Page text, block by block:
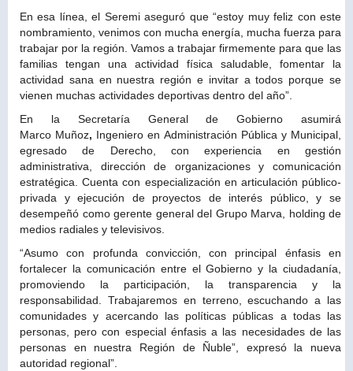
En esa línea, el Seremi aseguró que “estoy muy feliz con este
nombramiento, venimos con mucha energía, mucha fuerza para
trabajar por la región. Vamos a trabajar firmemente para que las
familias tengan una actividad física saludable, fomentar la
actividad sana en nuestra región e invitar a todos porque se
vienen muchas actividades deportivas dentro del año”.
En la Secretaría General de Gobierno asumirá
Marco Muñoz, Ingeniero en Administración Pública y Municipal,
egresado de Derecho, con experiencia en gestión
administrativa, dirección de organizaciones y comunicación
estratégica. Cuenta con especialización en articulación público-
privada y ejecución de proyectos de interés público, y se
desempeñó como gerente general del Grupo Marva, holding de
medios radiales y televisivos.
“Asumo con profunda convicción, con principal énfasis en
fortalecer la comunicación entre el Gobierno y la ciudadanía,
promoviendo la participación, la transparencia y la
responsabilidad. Trabajaremos en terreno, escuchando a las
comunidades y acercando las políticas públicas a todas las
personas, pero con especial énfasis a las necesidades de las
personas en nuestra Región de Ñuble”, expresó la nueva
autoridad regional”.